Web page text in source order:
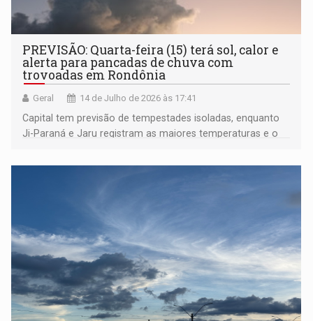
PREVISÃO: Quarta-feira (15) terá sol, calor e
alerta para pancadas de chuva com
trovoadas em Rondônia
Geral 14 de Julho de 2026 às 17:41
Capital tem previsão de tempestades isoladas, enquanto
Ji-Paraná e Jaru registram as maiores temperaturas e o